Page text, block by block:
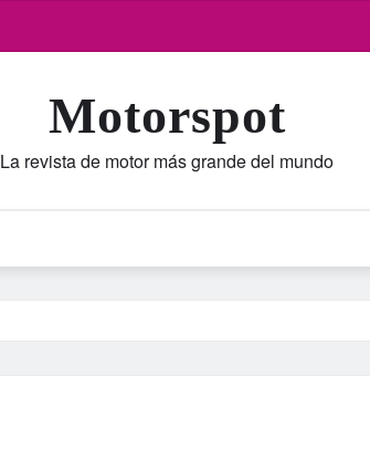
Motorspot
La revista de motor más grande del mundo